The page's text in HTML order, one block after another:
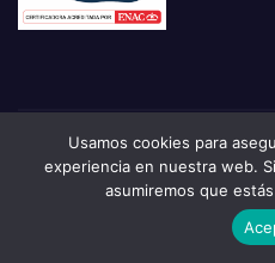
Usamos cookies para
experiencia en nuestra web.
asumiremos que